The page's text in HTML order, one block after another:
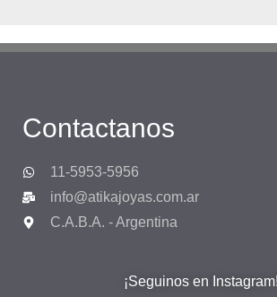
Contactanos
11-5953-5956
info@atikajoyas.com.ar
C.A.B.A. - Argentina
¡Seguinos en Instagram!